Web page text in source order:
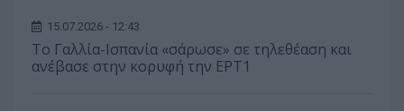
15.07.2026 - 12:43
Το Γαλλία-Ισπανία «σάρωσε» σε τηλεθέαση και
ανέβασε στην κορυφή την ΕΡΤ1